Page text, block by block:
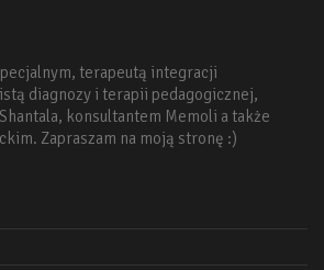
terapeutą integracji
diagnozy i terapii pedagogicznej,
konsultantem Memoli a także
Zapraszam na moją stronę :)